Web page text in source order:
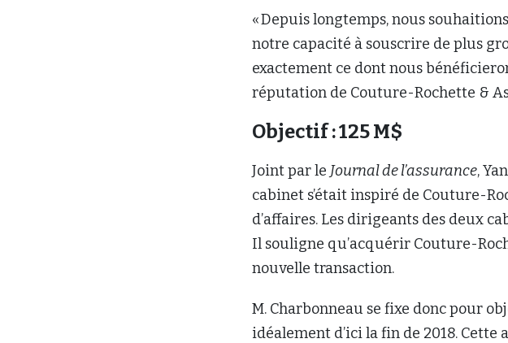
« Depuis longtemps, nous
notre capacité à souscrire de plus
exactement ce dont nous
réputation de Couture-Rochette &
Objectif : 125 M$
Joint par le Journal de l’assurance,
cabinet s’était inspiré de Couture-
d’affaires. Les dirigeants des deux
Il souligne qu’acquérir Couture-
nouvelle transaction.
M. Charbonneau se fixe donc pour
idéalement d’ici la fin de 2018.